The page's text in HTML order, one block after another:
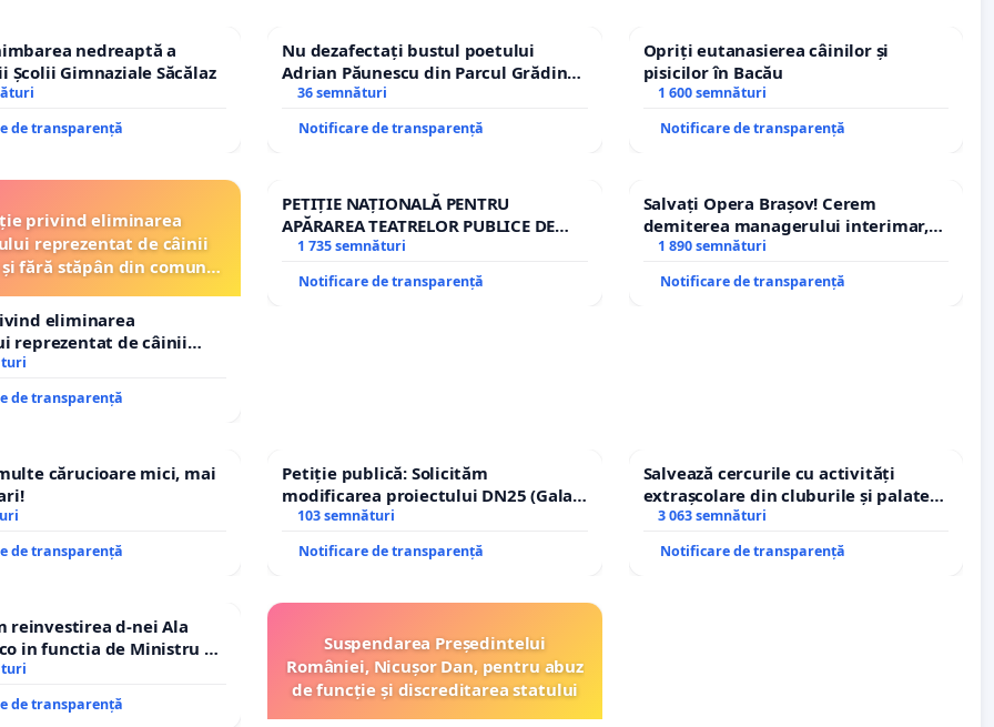
nedreaptă a
Școlii Gimnaziale Săcălaz
de transparență
Nu dezafectați bustul poetului
Adrian Păunescu din Parcul Grădina
Icoanei! Stop cenzurii culturale!
36 semnături
Notificare de transparență
Opriți eutanasierea câinilor și
pisicilor în Bacău
1 600 semnături
Notificare de transparență
privind eliminarea
reprezentat de câinii
fără stăpân din comuna
eliminarea
reprezentat de câinii
fără stăpân din comuna
de transparență
PETIȚIE NAȚIONALĂ PENTRU
APĂRAREA TEATRELOR PUBLICE DE
REPERTORIU DIN ROMÂNIA
1 735 semnături
Notificare de transparență
Salvați Opera Brașov! Cerem
demiterea managerului interimar,
Petrean Lucian-Marius!
1 890 semnături
Notificare de transparență
cărucioare mici, mai
de transparență
Petiție publică: Solicităm
modificarea proiectului DN25 (Galați
– Hanu Conachi) prin devierea
103 semnături
Notificare de transparență
Salvează cercurile cu activități
extrașcolare din cluburile și palatele
copiilor
3 063 semnături
Notificare de transparență
reinvestirea d-nei Ala
in functia de Ministru al
de transparență
Suspendarea Președintelui
României, Nicușor Dan, pentru abuz
de funcție și discreditarea statului